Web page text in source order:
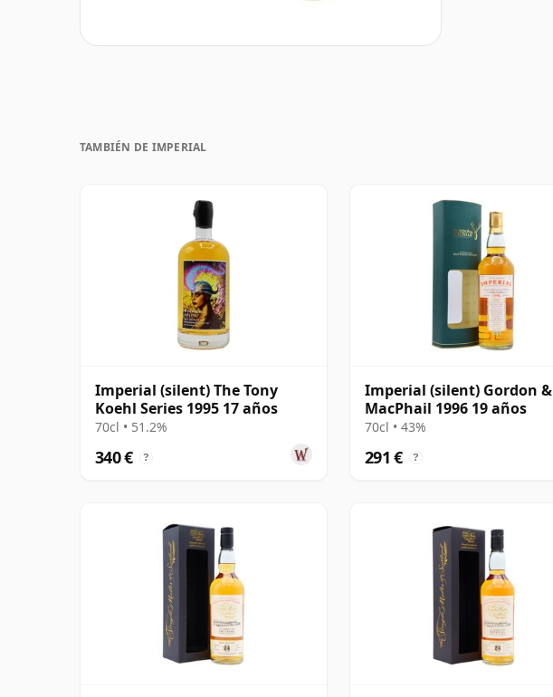
TAMBIÉN DE IMPERIAL
Imperial (silent) The Tony
Koehl Series 1995 17 años
70cl • 51.2%
340 € ?
Imperial (silent) Gordon &
MacPhail 1996 19 años
70cl • 43%
291 € ?